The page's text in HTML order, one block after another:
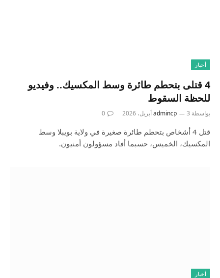
أخبار
4 قتلى بتحطم طائرة وسط المكسيك.. وفيديو
للحظة السقوط
بواسطة admincp 3 أبريل، 2026 0
قتل 4 أشخاص بتحطم طائرة صغيرة في ولاية بويبلا وسط
المكسيك، الخميس، حسبما أفاد مسؤولون أمنيون.
أخبار